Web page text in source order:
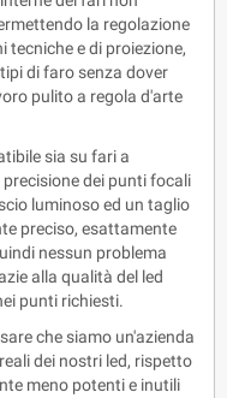
la regolazione
e di proiezione,
di faro senza dover
pulito a regola d'arte
sia su fari a
dei punti focali
luminoso ed un taglio
preciso, esattamente
nessun problema
alla qualità del led
punti richiesti.
che siamo un'azienda
dei nostri led, rispetto
meno potenti e inutili